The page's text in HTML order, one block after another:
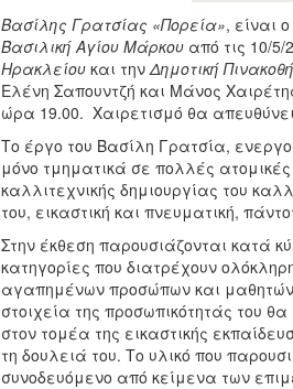
Βασίλης Γρατσίας «Πορεία», είναι
Βασιλική Αγίου Μάρκουαπό τις 10/5/
Ηρακλείου και τηνΔημοτική
Ελένη Σαπουντζή και Μάνος
ώρα 19.00. Χαιρετισμό θα
Το έργο του Βασίλη Γρατσία,
μόνο τμηματικά σε πολλές
καλλιτεχνικής δημιουργίας του
του, εικαστική και πνευματική,
Στην έκθεση παρουσιάζονται κατά
κατηγορίες που διατρέχουν
αγαπημένων προσώπων και μαθητών
στοιχεία της προσωπικότητάς του
στον τομέα της εικαστικής
τη δουλειά του. Το υλικό που
συνοδευόμενο από κείμενα των